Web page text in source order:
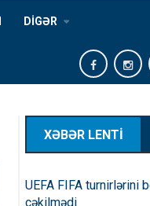
DİGƏR
XƏBƏR LENTİ
UEFA FIFA turnirlərini
çəkilmədi